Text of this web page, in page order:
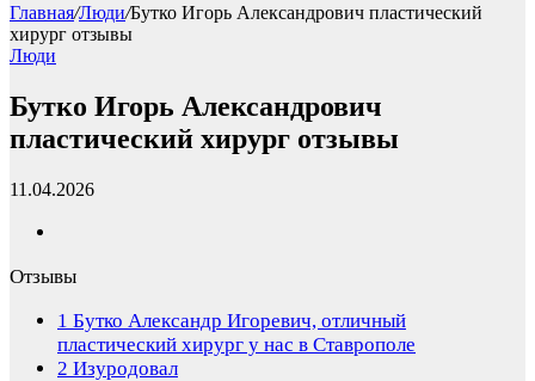
Главная/Люди/Бутко Игорь Александрович пластический
хирург отзывы
Люди
Бутко Игорь Александрович
пластический хирург отзывы
11.04.2026
Отзывы
1 Бутко Александр Игоревич, отличный
пластический хирург у нас в Ставрополе
2 Изуродовал